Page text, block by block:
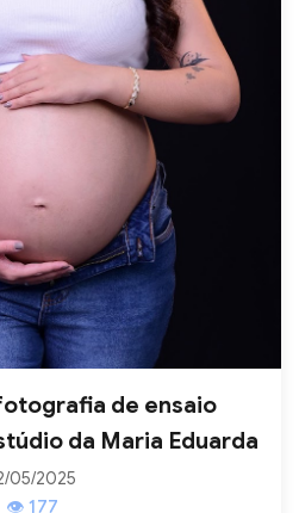
de ensaio
da Maria Eduarda
05/2025
👁 177